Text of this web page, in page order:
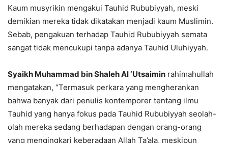
Kaum musyrikin mengakui Tauhid Rububiyyah, meski
demikian mereka tidak dikatakan menjadi kaum Muslimin.
Sebab, pengakuan terhadap Tauhid Rububiyyah semata
sangat tidak mencukupi tanpa adanya Tauhid Uluhiyyah.
Syaikh Muhammad bin Shaleh Al ‘Utsaimin rahimahullah
mengatakan, “Termasuk perkara yang mengherankan
bahwa banyak dari penulis kontemporer tentang ilmu
Tauhid yang hanya fokus pada Tauhid Rububiyyah seolah-
olah mereka sedang berhadapan dengan orang-orang
yang mengingkari keberadaan Allah Ta’ala, meskipun